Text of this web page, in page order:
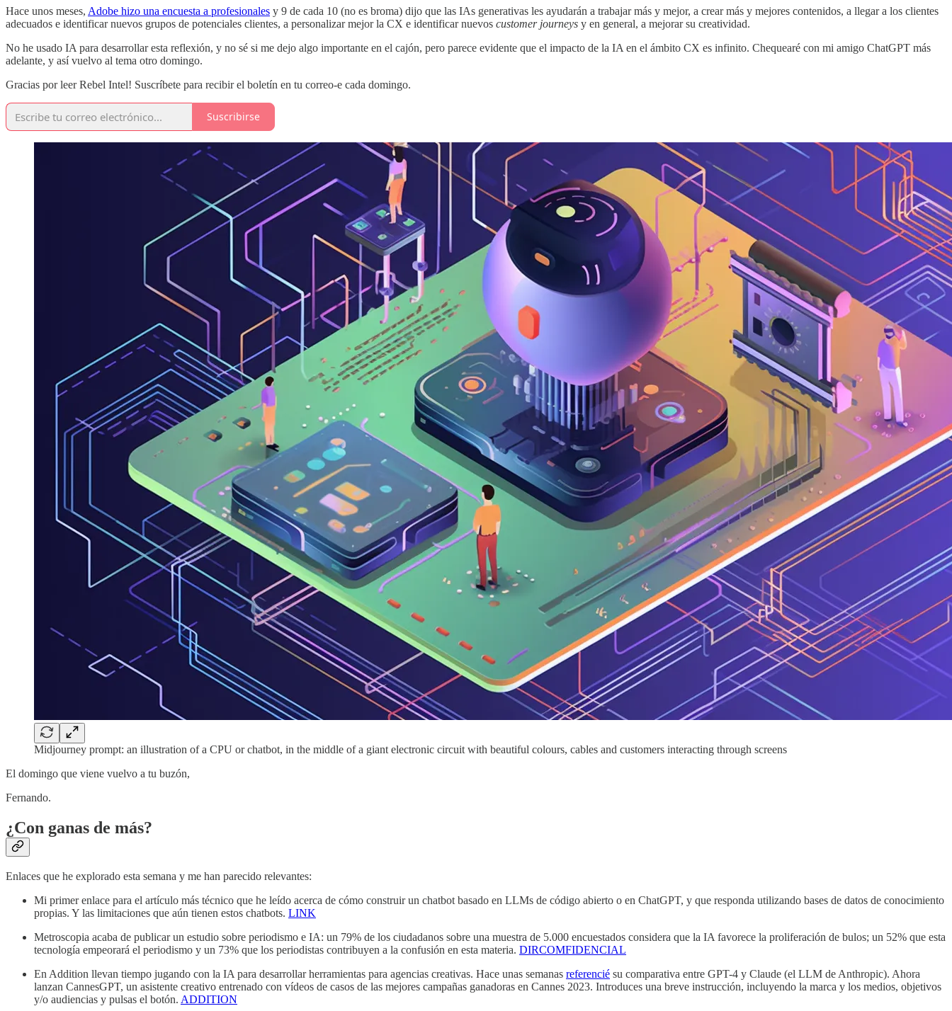
Hace unos meses, Adobe hizo una encuesta a profesionales y 9 de cada 10 (no es broma) dijo que las IAs generativas les ayudarán a trabajar más y mejor, a crear más y mejores contenidos, a llegar a los clientes
adecuados e identificar nuevos grupos de potenciales clientes, a personalizar mejor la CX e identificar nuevos customer journeys y en general, a mejorar su creatividad.
No he usado IA para desarrollar esta reflexión, y no sé si me dejo algo importante en el cajón, pero parece evidente que el impacto de la IA en el ámbito CX es infinito. Chequearé con mi amigo ChatGPT más
adelante, y así vuelvo al tema otro domingo.
Gracias por leer Rebel Intel! Suscríbete para recibir el boletín en tu correo-e cada domingo.
Suscribirse
Midjourney prompt: an illustration of a CPU or chatbot, in the middle of a giant electronic circuit with beautiful colours, cables and customers interacting through screens
El domingo que viene vuelvo a tu buzón,
Fernando.
¿Con ganas de más?
Enlaces que he explorado esta semana y me han parecido relevantes:
Mi primer enlace para el artículo más técnico que he leído acerca de cómo construir un chatbot basado en LLMs de código abierto o en ChatGPT, y que responda utilizando bases de datos de conocimiento
propias. Y las limitaciones que aún tienen estos chatbots. LINK
Metroscopia acaba de publicar un estudio sobre periodismo e IA: un 79% de los ciudadanos sobre una muestra de 5.000 encuestados considera que la IA favorece la proliferación de bulos; un 52% que esta
tecnología empeorará el periodismo y un 73% que los periodistas contribuyen a la confusión en esta materia. DIRCOMFIDENCIAL
En Addition llevan tiempo jugando con la IA para desarrollar herramientas para agencias creativas. Hace unas semanas referencié su comparativa entre GPT-4 y Claude (el LLM de Anthropic). Ahora
lanzan CannesGPT, un asistente creativo entrenado con vídeos de casos de las mejores campañas ganadoras en Cannes 2023. Introduces una breve instrucción, incluyendo la marca y los medios, objetivos
y/o audiencias y pulsas el botón. ADDITION